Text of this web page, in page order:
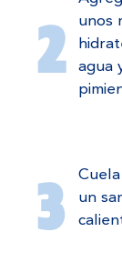
unos
agua
un